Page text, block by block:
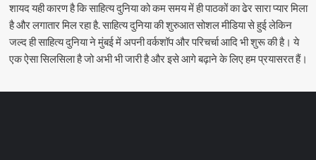
शायद यही कारण है कि साहित्य दुनिया को कम समय में ही पाठकों का ढेर सारा प्यार मिला
है और लगातार मिल रहा है. साहित्य दुनिया की शुरुआत सोशल मीडिया से हुई लेकिन
जल्द ही साहित्य दुनिया ने मुंबई में अपनी वर्कशॉप और परिचर्चा आदि भी शुरू की है। ये
एक ऐसा सिलसिला है जो अभी भी जारी है और इसे आगे बढ़ाने के लिए हम प्रयासरत हैं।